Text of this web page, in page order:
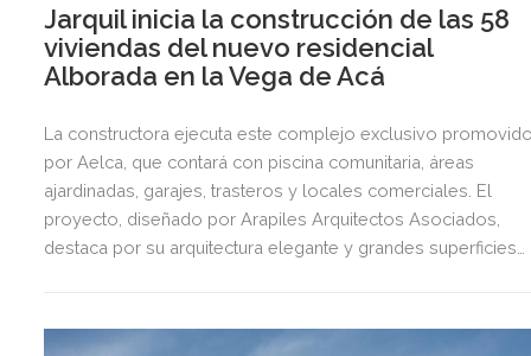
Jarquil inicia la construcción de las 58
viviendas del nuevo residencial
Alborada en la Vega de Acá
La constructora ejecuta este complejo exclusivo
por Aelca, que contará con piscina comunitaria, áreas
ajardinadas, garajes, trasteros y locales comerciales. El
proyecto, diseñado por Arapiles Arquitectos Asociados,
destaca por su arquitectura elegante y grandes superficies